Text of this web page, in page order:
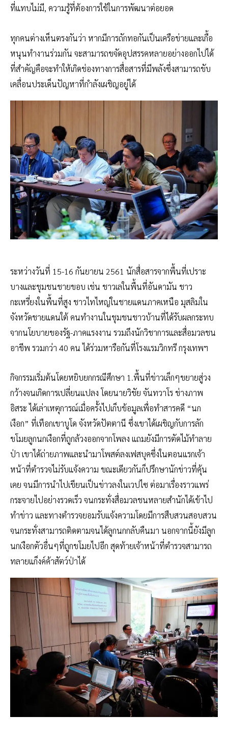
ที่แทบไม่มี, ความรู้ที่ต้องการใช้ในการพัฒนาต่อยอด
ทุกคนต่างเห็นตรงกันว่า หากมีการถักทอกันเป็นเครือข่ายและเกื้อ
หนุนทำงานร่วมกัน จะสามารถขจัดอุปสรรคหลายอย่างออกไปได้
ที่สำคัญคือจะทำให้เกิดช่องทางการสื่อสารที่มีพลังซึ่งสามารถขับ
เคลื่อนประเด็นปัญหาที่กำลังเผชิญอยู่ได้
ระหว่างวันที่ 15-16 กันยายน 2561 นักสื่อสารจากพื้นที่เปราะ
บางและชุมชนชายขอบ เช่น ชาวเลในพื้นที่อันดามัน ชาว
กะเหรี่ยงในพื้นที่สูง ชาวไทไหญ่ในชายแดนภาคเหนือ มุสลิมใน
จังหวัดชายแดนใต้ คนทำงานในชุมชนชาวบ้านที่ได้รับผลกระทบ
จากนโยบายของรัฐ-ภาคแรงงาน รวมถึงนักวิชาการและสื่อมวลชน
อาชีพ รวมกว่า 40 คน ได้ร่วมหารือกันที่โรงแรมวิกทรี กรุงเทพฯ
กิจกรรมเริ่มต้นโดยหยิบยกกรณีศึกษา 1.พื้นที่ข่าวเล็กๆขยายสู่วง
กว้างจนเกิดการเปลี่ยนแปลง โดยนายวิชัย จันทวาโร ช่างภาพ
อิสระ ได้เล่าเหตุการณ์เมื่อครั้งไปเก็บข้อมูลเพื่อทำสารคดี “นก
เงือก” ที่เทือกเขาบูโด จังหวัดปัตตานี ซึ่งเขาได้เผชิญกับการลัก
ขโมยลูกนกเงือกที่ถูกล้วงออกจากโพลง แถมยังมีการตัดไม้ทำลาย
ป่า เขาได้ถ่ายภาพและนำมาโพสต์ลงเฟสบุคซึ่งในตอนแรกเจ้า
หน้าที่ตำรวจไม่รับแจ้งความ ขณะเดียวกันก็ปรึกษานักข่าวที่คุ้น
เคย จนมีการนำไปเขียนเป็นข่าวลงในเวปไซ ต่อมาเรื่องราวแพร่
กระจายไปอย่างรวดเร็ว จนกระทั่งสื่อมวลชนหลายสำนักได้เข้าไป
ทำข่าว และทางตำรวจยอมรับแจ้งความโดยมีการสืบสวนสอบสวน
จนกระทั่งสามารถติดตามจนได้ลูกนกกลับคืนมา นอกจากนี้ยังมีลูก
นกเงือกตัวอื่นๆที่ถูกขโมยไปอีก สุดท้ายเจ้าหน้าที่ตำรวจสามารถ
ทลายแก็งค์ค้าสัตว์ป่าได้